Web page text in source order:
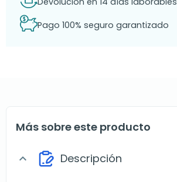
Pago 100% seguro garantizado
Más sobre este producto
expand_more Descripción